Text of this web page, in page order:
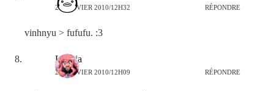
28 JANVIER 2010/12H32 RÉPONDRE
vinhnyu > fufufu. :3
Leonia
29 JANVIER 2010/12H09 RÉPONDRE